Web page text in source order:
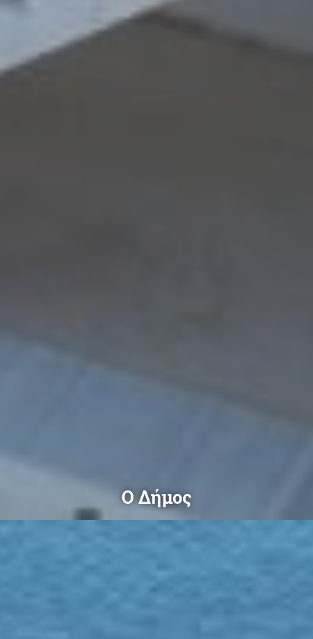
Ο Δήμος